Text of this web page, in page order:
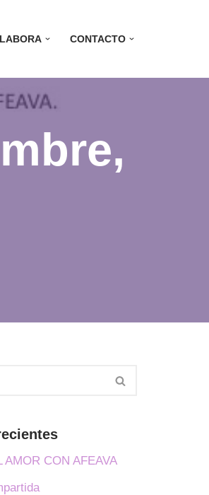
CONTACTO
AMOR CON AFEAVA